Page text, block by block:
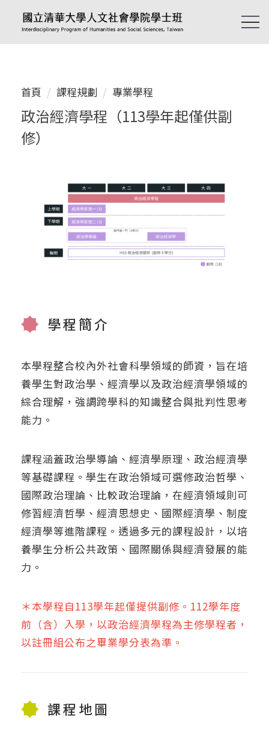
主
首頁 課程規劃 專業學程
政治經濟學程（113學年起僅供副
修）
學程簡介
本學程整合校內外社會科學領域的師資，旨在培
養學生對政治學、經濟學以及政治經濟學領域的
綜合理解，強調跨學科的知識整合與批判性思考
能力。
課程涵蓋政治學導論、經濟學原理、政治經濟學
等基礎課程。學生在政治領域可選修政治哲學、
國際政治理論、比較政治理論，在經濟領域則可
修習經濟哲學、經濟思想史、國際經濟學、制度
經濟學等進階課程。透過多元的課程設計，以培
養學生分析公共政策、國際關係與經濟發展的能
力。
＊本學程自113學年起僅提供副修。112學年度
前（含）入學，以政治經濟學程為主修學程者，
以註冊組公布之畢業學分表為準。
課程地圖